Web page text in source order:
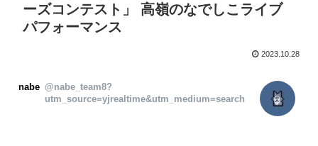
ーズコンテスト」 高嶺のなでしこライブ
パフォーマンス
2023.10.28
nabe @nabe_team8?
utm_source=yjrealtime&utm_medium=search